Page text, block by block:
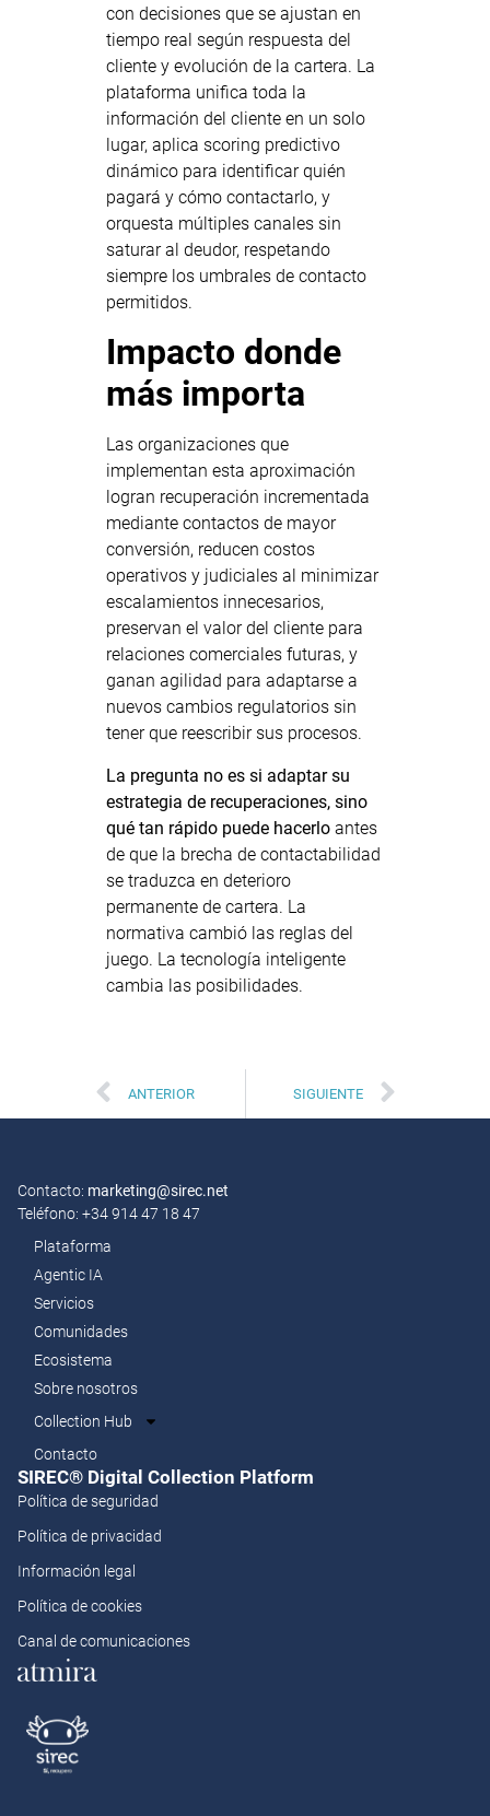
con decisiones que se ajustan en
tiempo real según respuesta del
cliente y evolución de la cartera. La
plataforma unifica toda la
información del cliente en un solo
lugar, aplica scoring predictivo
dinámico para identificar quién
pagará y cómo contactarlo, y
orquesta múltiples canales sin
saturar al deudor, respetando
siempre los umbrales de contacto
permitidos.
Impacto donde
más importa
Las organizaciones que
implementan esta aproximación
logran recuperación incrementada
mediante contactos de mayor
conversión, reducen costos
operativos y judiciales al minimizar
escalamientos innecesarios,
preservan el valor del cliente para
relaciones comerciales futuras, y
ganan agilidad para adaptarse a
nuevos cambios regulatorios sin
tener que reescribir sus procesos.
La pregunta no es si adaptar su
estrategia de recuperaciones, sino
qué tan rápido puede hacerloantes
de que la brecha de contactabilidad
se traduzca en deterioro
permanente de cartera. La
normativa cambió las reglas del
juego. La tecnología inteligente
cambia las posibilidades.
ANTERIOR SIGUIENTE
Contacto: marketing@sirec.net
Teléfono: +34 914 47 18 47
Plataforma
Agentic IA
Servicios
Comunidades
Ecosistema
Sobre nosotros
Collection Hub
Contacto
SIREC® Digital Collection Platform​
Política de seguridad
Política de privacidad
Información legal
Política de cookies
Canal de comunicaciones